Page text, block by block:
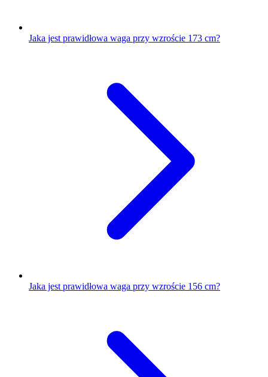
Jaka jest prawidłowa waga przy wzroście 173 cm?
Jaka jest prawidłowa waga przy wzroście 156 cm?